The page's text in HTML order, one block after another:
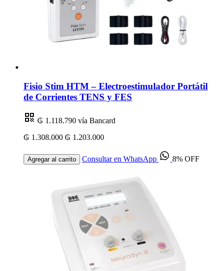
Fisio Stim HTM – Electroestimulador Portátil
de Corrientes TENS y FES
₲ 1.118.790 vía Bancard
₲ 1.308.000 ₲ 1.203.000
Agregar al carrito Consultar en WhatsApp 8% OFF